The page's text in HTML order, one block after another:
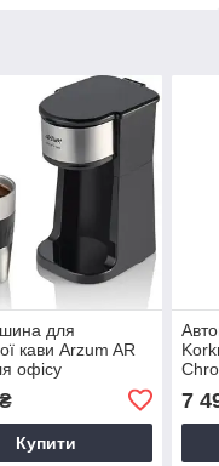
для
кави Arzum AR
офісу
і термосом
Купити
7